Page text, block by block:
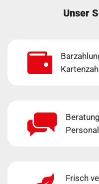
Unser
Personal
Frisch